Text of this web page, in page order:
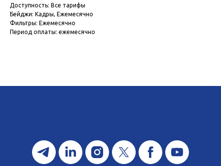
Доступность: Все тарифы
Бейджи: Кадры, Ежемесячно
Фильтры: Ежемесячно
Период оплаты: ежемесячно